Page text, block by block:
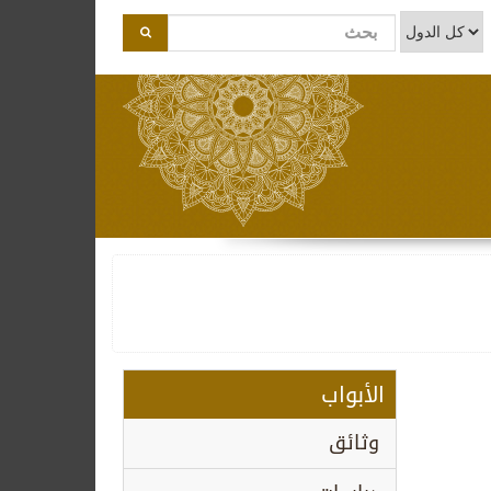
الأبواب
وثائق